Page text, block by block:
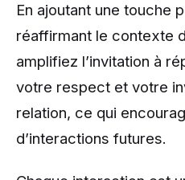
En ajoutant une touche
réaffirmant le contexte
amplifiez l’invitation à
votre respect et votre
relation, ce qui
d’interactions futures.